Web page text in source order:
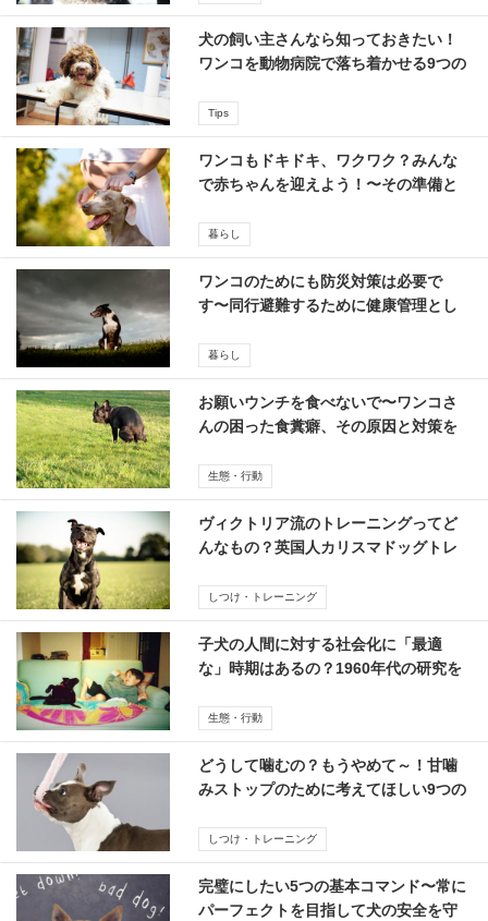
犬の飼い主さんなら知っておきたい！
ワンコを動物病院で落ち着かせる9つの
Tips
ワンコもドキドキ、ワクワク？みんな
で赤ちゃんを迎えよう！〜その準備と
暮らし
ワンコのためにも防災対策は必要で
す〜同行避難するために健康管理とし
暮らし
お願いウンチを食べないで〜ワンコさ
んの困った食糞癖、その原因と対策を
生態・行動
ヴィクトリア流のトレーニングってど
んなもの？英国人カリスマドッグトレ
しつけ・トレーニング
子犬の人間に対する社会化に「最適
な」時期はあるの？1960年代の研究を
生態・行動
どうして噛むの？もうやめて～！甘噛
みストップのために考えてほしい9つの
しつけ・トレーニング
完璧にしたい5つの基本コマンド〜常に
パーフェクトを目指して犬の安全を守